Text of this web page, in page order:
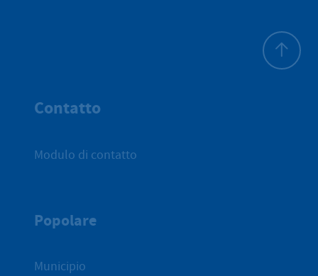
Contatto
Modulo di contatto
Popolare
Municipio